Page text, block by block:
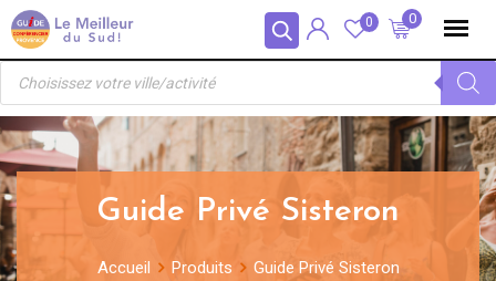
Panneau de gestion des cookies
Skip
to
content
0
0
Recherche
produits
Guide Privé Sisteron
Accueil Produits Guide Privé Sisteron